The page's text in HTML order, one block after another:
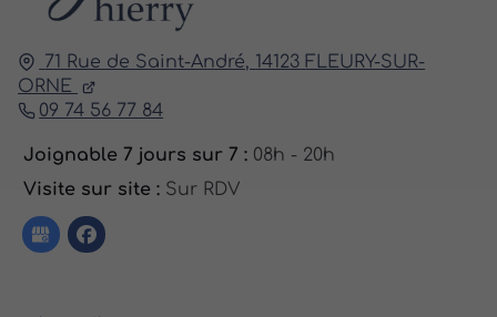
71 Rue de Saint-André, 14123 FLEURY-SUR-
ORNE
09 74 56 77 84
Joignable 7 jours sur 7 : 08h - 20h
Visite sur site : Sur RDV